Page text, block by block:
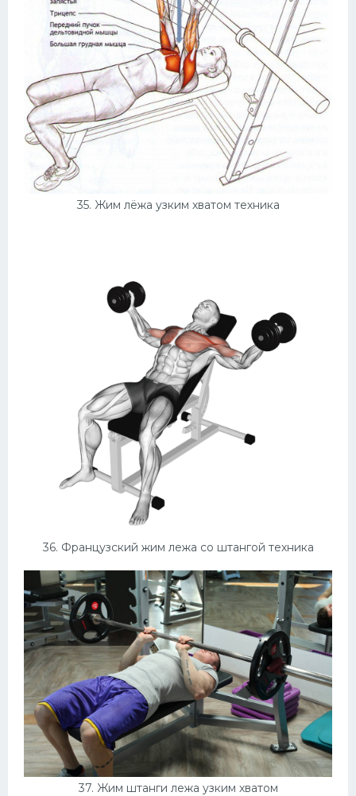
35. Жим лёжа узким хватом техника
36. Французский жим лежа со штангой техника
37. Жим штанги лежа узким хватом